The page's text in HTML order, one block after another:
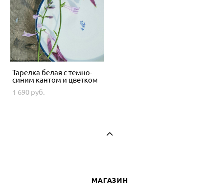
Тарелка белая с темно-
синим кантом и цветком
1 690 pуб.
МАГАЗИН